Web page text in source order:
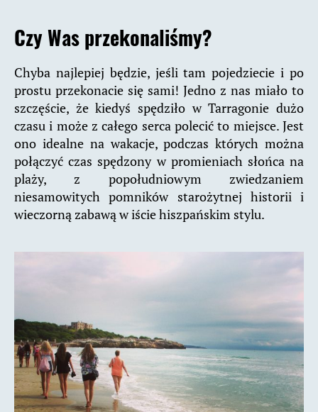
Czy Was przekonaliśmy?
Chyba najlepiej będzie, jeśli tam pojedziecie i po
prostu przekonacie się sami! Jedno z nas miało to
szczęście, że kiedyś spędziło w Tarragonie dużo
czasu i może z całego serca polecić to miejsce. Jest
ono idealne na wakacje, podczas których można
połączyć czas spędzony w promieniach słońca na
plaży, z popołudniowym zwiedzaniem
niesamowitych pomników starożytnej historii i
wieczorną zabawą w iście hiszpańskim stylu.